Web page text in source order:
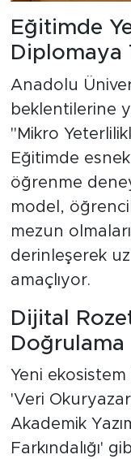
Eğitimde
Diplomaya
Anadolu
beklentilerine
"Mikro
Eğitimde
öğrenme
model,
mezun
derinleşerek
amaçlıyor.
Dijital
Doğrulama
Yeni
'Veri
Akademik
Farkındalığı'